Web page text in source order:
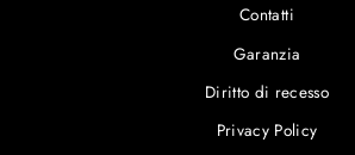
Contatti
Garanzia
Diritto di recesso
Privacy Policy